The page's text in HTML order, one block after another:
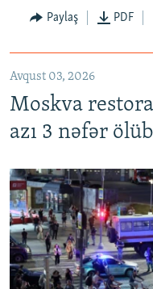
Paylaş PDF
Avqust 03, 2026
Moskva
azı 3 nəfər ölüb